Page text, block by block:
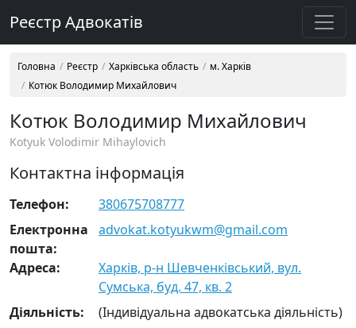
Реєстр Адвокатів
Головна Реєстр Харківська область
м. Харків
Котюк Володимир Михайлович
Котюк Володимир Михайлович
Kotyuk Volodimir Mihaylovich
Контактна інформація
Телефон:
380675708777
Електронна
пошта:
advokat.kotyukwm@gmail.com
Адреса:
Харків, р-н Шевченківський, вул.
Сумська, буд. 47, кв. 2
Діяльність:
(Індивідуальна адвокатська діяльність)